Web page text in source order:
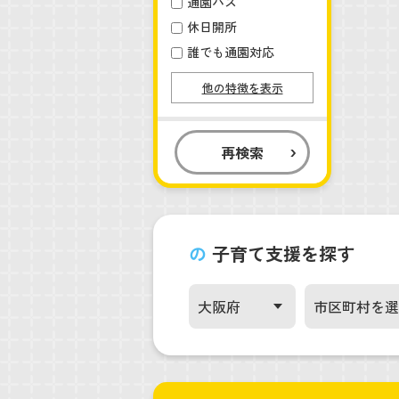
休日開所
誰でも通園対応
他の特徴を表示
再検索
の 子育て支援を探す